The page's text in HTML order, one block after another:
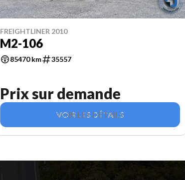
FREIGHTLINER 2010
M2-106
85470 km 35557
Prix sur demande
VOIR LES DÉTAILS